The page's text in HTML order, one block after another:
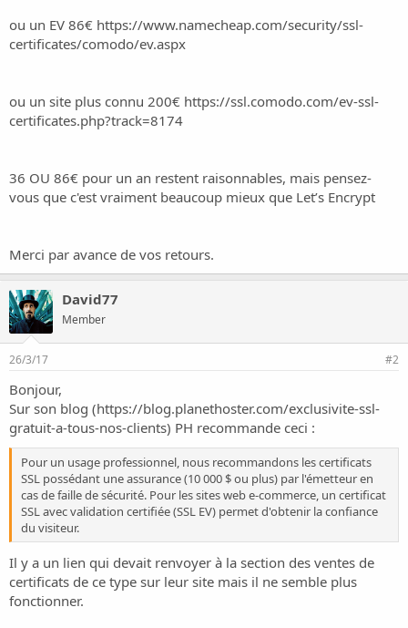
ou un EV 86€ https://www.namecheap.com/security/ssl-
certificates/comodo/ev.aspx
ou un site plus connu 200€ https://ssl.comodo.com/ev-ssl-
certificates.php?track=8174
36 OU 86€ pour un an restent raisonnables, mais pensez-
vous que c'est vraiment beaucoup mieux que Let’s Encrypt
Merci par avance de vos retours.
David77
Member
26/3/17 #2
Bonjour,
Sur son blog (https://blog.planethoster.com/exclusivite-ssl-
gratuit-a-tous-nos-clients) PH recommande ceci :
Pour un usage professionnel, nous recommandons les certificats
SSL possédant une assurance (10 000 $ ou plus) par l'émetteur en
cas de faille de sécurité. Pour les sites web e-commerce, un certificat
SSL avec validation certifiée (SSL EV) permet d'obtenir la confiance
du visiteur.
Il y a un lien qui devait renvoyer à la section des ventes de
certificats de ce type sur leur site mais il ne semble plus
fonctionner.